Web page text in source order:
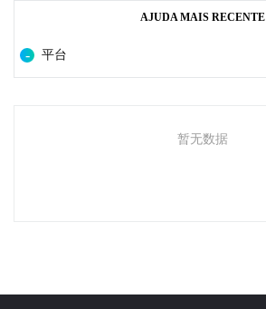
AJUDA MAIS RECENTE
平台
暂无数据